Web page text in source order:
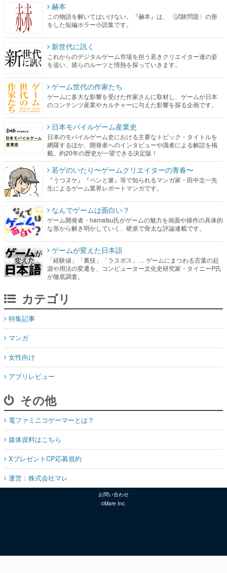
赫本
この物語を解いてはいけない。『赫本』は、〈試験問題〉の形
をした短編ホラー小説集です。
新世代に訊く
これからのデジタルゲーム市場を担う若きクリエイター達の姿
を追い、彼らのルーツと情熱を探っていきます。
ゲーム世代の作家たち
ゲームに多大な影響を受けた作家さんに取材し、ゲームが日本
のコンテンツ産業やカルチャーに与えた影響を探る企画です。
日本モバイルゲーム産業史
日本のモバイルゲーム史における主要なトピック・タイトルを
網羅するほか、開発者へのインタビューや識者による解説を掲
載。約20年の歴史が一望できる決定版！
若ゲのいたり〜ゲームクリエイターの青春〜
『うつヌケ』『ペンと箸』等で知られるマンガ家・田中圭一先
生によるゲーム業界レポートマンガです。
なんでゲームは面白い？
ゲーム開発者・hamatsu氏がゲームの魅力を画面や操作の具体的
な形から解き明かしていく、硬派で骨太な評論連載です。
ゲームが変えた日本語
「経験値」「裏技」「ラスボス」… ゲームにまつわる言葉の起
源や用法の変遷を、コンピューター文化史研究家・タイニーP氏
が徹底調査。
カテゴリ
特集記事
マンガ
女性向け
アプリレビュー
その他
電ファミニコゲーマーとは？
媒体資料はこちら
XプレゼントCP応募規約
運営：株式会社マレ
お問い合わせ
©Mare Inc.